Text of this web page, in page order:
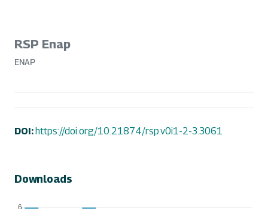
RSP Enap
ENAP
DOI:https://doi.org/10.21874/rsp.v0i1-2-3.3061
Downloads